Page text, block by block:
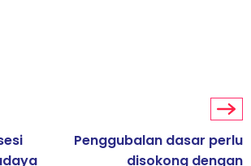
Penggubalan dasar perlu
disokong dengan